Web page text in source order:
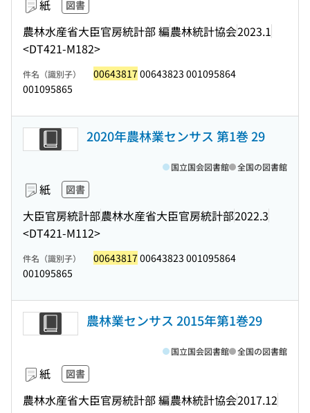
紙 図書
農林水産省大臣官房統計部 編農林統計協会2023.1
<DT421-M182>
件名（識別子） 00643817 00643823 001095864
001095865
2020年農林業センサス 第1巻 29
紙 図書
大臣官房統計部農林水産省大臣官房統計部2022.3
<DT421-M112>
国立国会図書館 全国の図書館
件名（識別子） 00643817 00643823 001095864
001095865
農林業センサス 2015年第1巻29
紙 図書
農林水産省大臣官房統計部 編農林統計協会2017.12
国立国会図書館 全国の図書館